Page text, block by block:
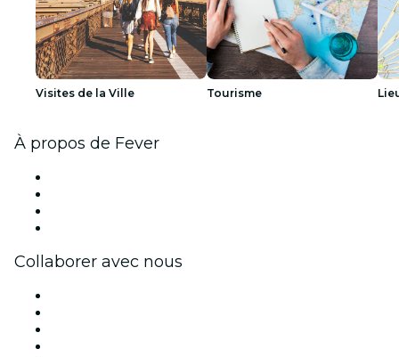
Visites de la Ville Tourisme
À propos de Fever
Collaborer avec nous